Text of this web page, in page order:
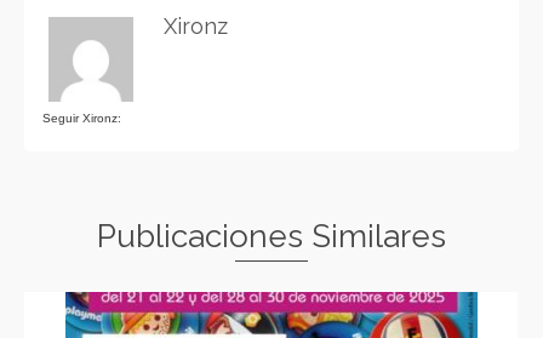
Seguir Xironz:
Xironz
Publicaciones Similares